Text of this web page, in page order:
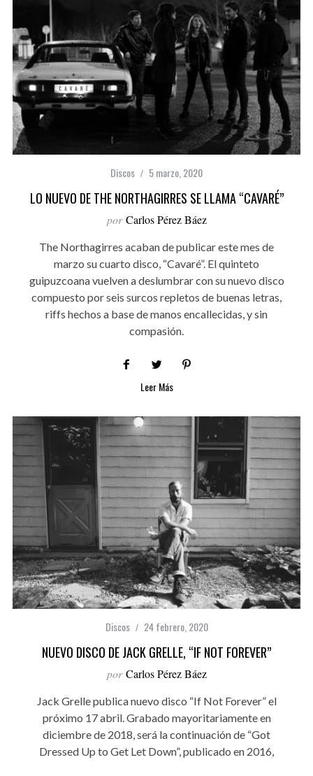
Discos 5 marzo, 2020
LO NUEVO DE THE NORTHAGIRRES SE LLAMA “CAVARÉ”
por Carlos Pérez Báez
The Northagirres acaban de publicar este mes de
marzo su cuarto disco, “Cavaré”. El quinteto
guipuzcoana vuelven a deslumbrar con su nuevo disco
compuesto por seis surcos repletos de buenas letras,
riffs hechos a base de manos encallecidas, y sin
compasión.
Leer Más
Discos 24 febrero, 2020
NUEVO DISCO DE JACK GRELLE, “IF NOT FOREVER”
por Carlos Pérez Báez
Jack Grelle publica nuevo disco “If Not Forever” el
próximo 17 abril. Grabado mayoritariamente en
diciembre de 2018, será la continuación de “Got
Dressed Up to Get Let Down”, publicado en 2016,